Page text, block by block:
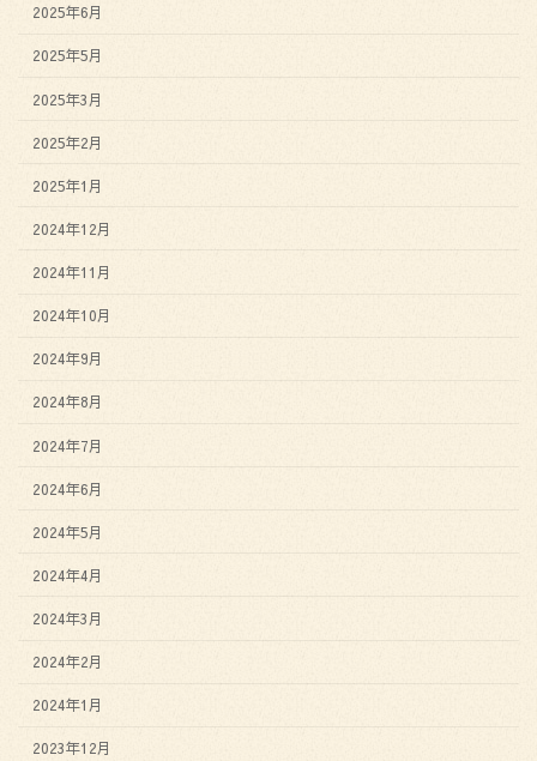
2025年6月
2025年5月
2025年3月
2025年2月
2025年1月
2024年12月
2024年11月
2024年10月
2024年9月
2024年8月
2024年7月
2024年6月
2024年5月
2024年4月
2024年3月
2024年2月
2024年1月
2023年12月